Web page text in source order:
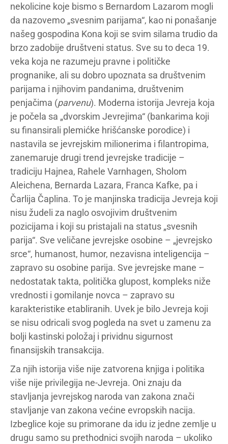
nekolicine koje bismo s Bernardom Lazarom mogli
da nazovemo „svesnim parijama“, kao ni ponašanje
našeg gospodina Kona koji se svim silama trudio da
brzo zadobije društveni status. Sve su to deca 19.
veka koja ne razumeju pravne i političke
prognanike, ali su dobro upoznata sa društvenim
parijama i njihovim pandanima, društvenim
penjačima (parvenu). Moderna istorija Jevreja koja
je počela sa „dvorskim Jevrejima“ (bankarima koji
su finansirali plemićke hrišćanske porodice) i
nastavila se jevrejskim milionerima i filantropima,
zanemaruje drugi trend jevrejske tradicije –
tradiciju Hajnea, Rahele Varnhagen, Sholom
Aleichena, Bernarda Lazara, Franca Kafke, pa i
Čarlija Čaplina. To je manjinska tradicija Jevreja koji
nisu žudeli za naglo osvojivim društvenim
pozicijama i koji su pristajali na status „svesnih
parija“. Sve veličane jevrejske osobine – „jevrejsko
srce“, humanost, humor, nezavisna inteligencija –
zapravo su osobine parija. Sve jevrejske mane –
nedostatak takta, politička glupost, kompleks niže
vrednosti i gomilanje novca – zapravo su
karakteristike etabliranih. Uvek je bilo Jevreja koji
se nisu odricali svog pogleda na svet u zamenu za
bolji kastinski položaj i prividnu sigurnost
finansijskih transakcija.
Za njih istorija više nije zatvorena knjiga i politika
više nije privilegija ne-Jevreja. Oni znaju da
stavljanja jevrejskog naroda van zakona znači
stavljanje van zakona većine evropskih nacija.
Izbeglice koje su primorane da idu iz jedne zemlje u
drugu samo su prethodnici svojih naroda – ukoliko